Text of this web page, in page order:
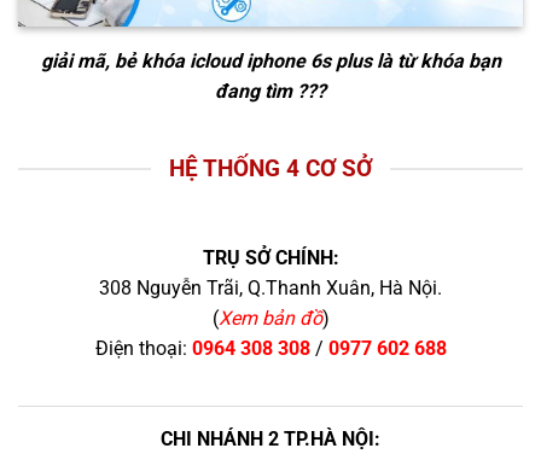
giải mã, bẻ khóa icloud iphone 6s pluslà từ khóa bạn
đang tìm ???
HỆ THỐNG 4 CƠ SỞ
TRỤ SỞ CHÍNH:
308 Nguyễn Trãi, Q.Thanh Xuân, Hà Nội.
(Xem bản đồ)
Điện thoại: 0964 308 308/ 0977 602 688
CHI NHÁNH 2 TP.HÀ NỘI: